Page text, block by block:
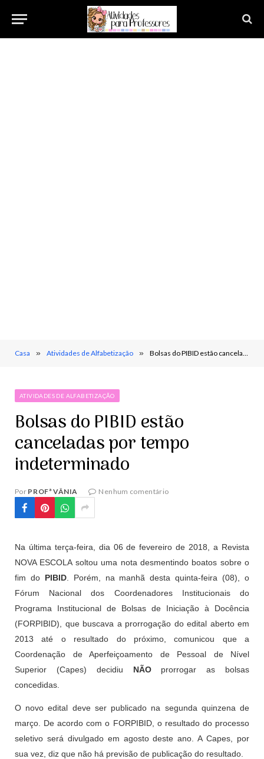
Casa » Atividades de Alfabetização » Bolsas do PIBID estão canceladas por tempo indeterminado
ATIVIDADES DE ALFABETIZAÇÃO
Bolsas do PIBID estão
canceladas por tempo
indeterminado
Por PROFª VÂNIA Nenhum comentário
Na última terça-feira, dia 06 de fevereiro de 2018, a Revista
NOVA ESCOLA soltou uma nota desmentindo boatos sobre o
fim do PIBID. Porém, na manhã desta quinta-feira (08), o
Fórum Nacional dos Coordenadores Institucionais do
Programa Institucional de Bolsas de Iniciação à Docência
(FORPIBID), que buscava a prorrogação do edital aberto em
2013 até o resultado do próximo, comunicou que a
Coordenação de Aperfeiçoamento de Pessoal de Nível
Superior (Capes) decidiu NÃOprorrogar as bolsas
concedidas.
O novo edital deve ser publicado na segunda quinzena de
março. De acordo com o FORPIBID, o resultado do processo
seletivo será divulgado em agosto deste ano. A Capes, por
sua vez, diz que não há previsão de publicação do resultado.